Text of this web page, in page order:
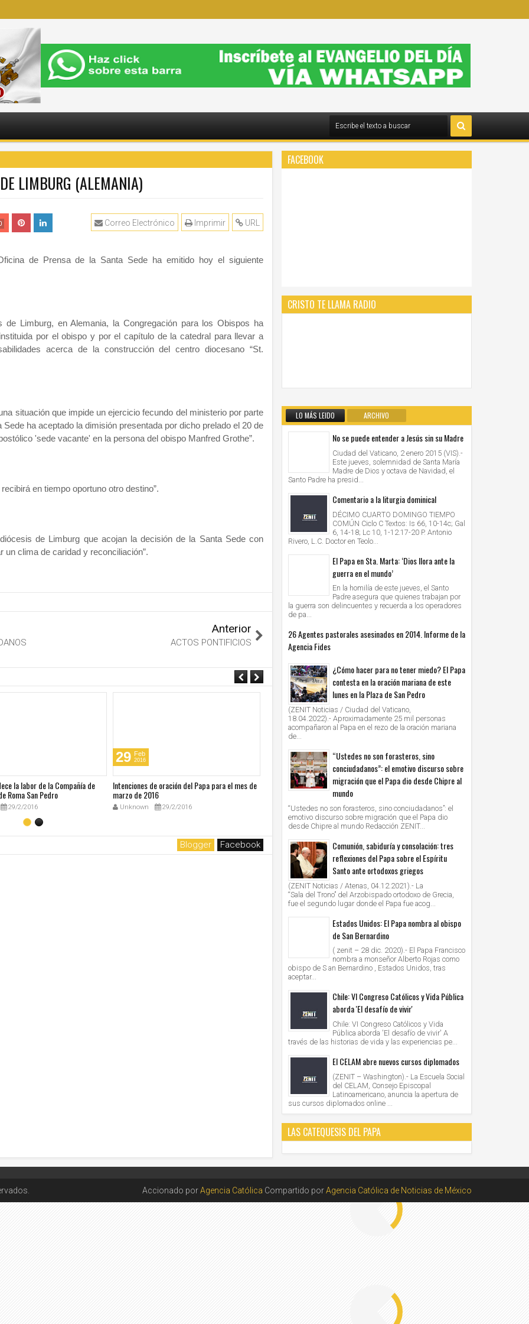
LIMBURG (ALEMANIA)
URL
Imprimir
Correo Electrónico
de Prensa de la Santa Sede ha emitido hoy el siguiente
Limburg, en Alemania, la Congregación para los Obispos ha
por el obispo y por el capítulo de la catedral para llevar a
acerca de la construcción del centro diocesano “St.
situación que impide un ejercicio fecundo del ministerio por parte
ha aceptado la dimisión presentada por dicho prelado el 20 de
'sede vacante' en la persona del obispo Manfred Grothe”.
en tiempo oportuno otro destino”.
de Limburg que acojan la decisión de la Santa Sede con
clima de caridad y reconciliación”.
Anterior
ACTOS PONTIFICIOS
la labor de la Compañía de
Roma San Pedro
29/2/2016
29 Feb
2016
Intenciones de oración del Papa para el mes de
marzo de 2016
Unknown 29/2/2016
Feb
2016
Celebraciones presididas por el Papa: Marzo –
Abril 2016
Unknown 29/2/2016
29
Ángelus: Jamás es tarde para
Unknown
Blogger Facebook
FACEBOOK
CRISTO TE LLAMA RADIO
LO MÁS LEIDO ARCHIVO
No se puede entender a Jesús sin su Madre
Ciudad del Vaticano, 2 enero 2015 (VIS).-
Este jueves, solemnidad de Santa María
Madre de Dios y octava de Navidad, el
Santo Padre ha presid...
Comentario a la liturgia dominical
DÉCIMO CUARTO DOMINGO TIEMPO
COMÚN Ciclo C Textos: Is 66, 10-14c; Gal
6, 14-18; Lc 10, 1-12.17-20 P. Antonio
Rivero, L.C. Doctor en Teolo...
El Papa en Sta. Marta: ‘Dios llora ante la
guerra en el mundo’
En la homilía de este jueves, el Santo
Padre asegura que quienes trabajan por
la guerra son delincuentes y recuerda a los operadores
de pa...
26 Agentes pastorales asesinados en 2014. Informe de la
Agencia Fides
¿Cómo hacer para no tener miedo? El Papa
contesta en la oración mariana de este
lunes en la Plaza de San Pedro
(ZENIT Noticias / Ciudad del Vaticano,
18.04.2022).- Aproximadamente 25 mil personas
acompañaron al Papa en el rezo de la oración mariana
de...
“Ustedes no son forasteros, sino
conciudadanos”: el emotivo discurso sobre
migración que el Papa dio desde Chipre al
mundo
“Ustedes no son forasteros, sino conciudadanos”: el
emotivo discurso sobre migración que el Papa dio
desde Chipre al mundo Redacción ZENIT...
Comunión, sabiduría y consolación: tres
reflexiones del Papa sobre el Espíritu
Santo ante ortodoxos griegos
(ZENIT Noticias / Atenas, 04.12.2021).- La
“Sala del Trono” del Arzobispado ortodoxo de Grecia,
fue el segundo lugar donde el Papa fue acog...
Estados Unidos: El Papa nombra al obispo
de San Bernardino
( zenit – 28 dic. 2020).- El Papa Francisco
nombra a monseñor Alberto Rojas como
obispo de S an Bernardino , Estados Unidos, tras
aceptar...
Chile: VI Congreso Católicos y Vida Pública
aborda 'El desafío de vivir'
Chile: VI Congreso Católicos y Vida
Pública aborda 'El desafío de vivir' A
través de las historias de vida y las experiencias pe...
El CELAM abre nuevos cursos diplomados
(ZENIT – Washington).- La Escuela Social
del CELAM, Consejo Episcopal
Latinoamericano, anuncia la apertura de
sus cursos diplomados online ...
LAS CATEQUESIS DEL PAPA
Accionado porAgencia Católica Compartido porAgencia Católica de Noticias de México